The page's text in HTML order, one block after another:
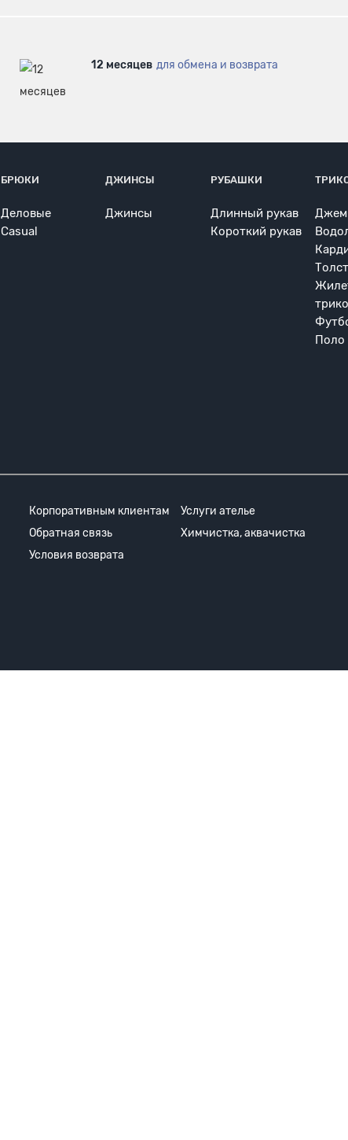
12 месяцев для обмена и возврата
БРЮКИ
Деловые
Casual
ДЖИНСЫ
Джинсы
РУБАШКИ
Длинный рукав
Короткий рукав
Поло
Корпоративным клиентам
Услуги ателье
Обратная связь
Химчистка, аквачистка
Условия возврата